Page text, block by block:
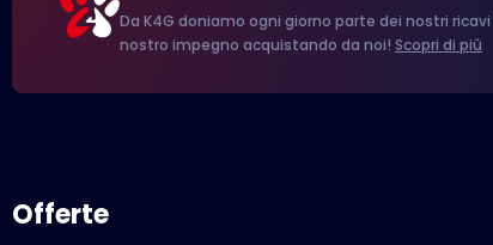
Da K4G doniamo ogni giorno parte dei nostri
nostro impegno acquistando da noi! Scopri di più
Offerte